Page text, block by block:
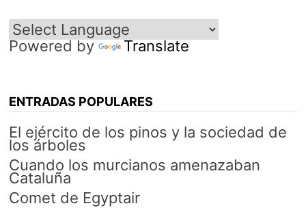
Powered by Translate
ENTRADAS POPULARES
El ejército de los pinos y la sociedad de
los árboles
Cuando los murcianos amenazaban
Cataluña
Comet de Egyptair